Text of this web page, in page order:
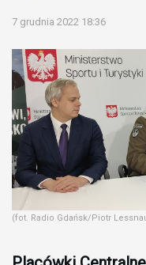
7 grudnia 2022 18:36
(fot. Radio Gdańsk/Piotr